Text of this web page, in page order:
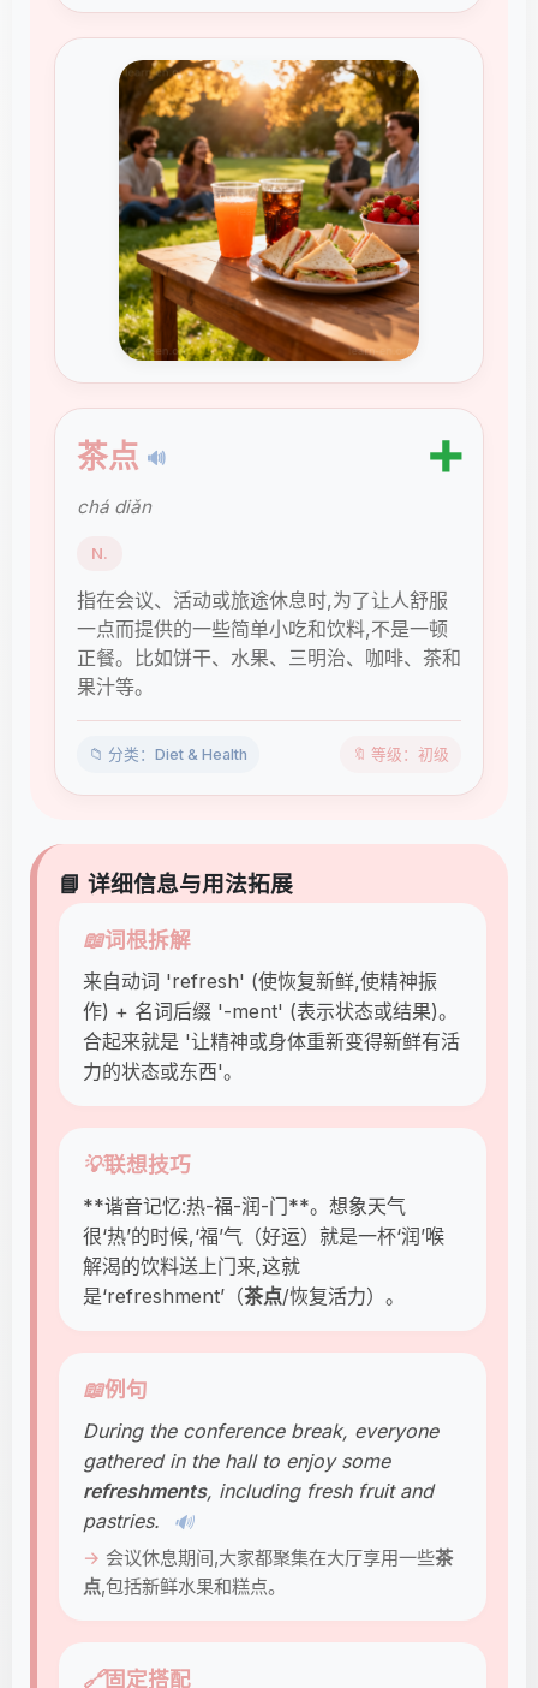
茶点 🔊 ➕
chá diǎn
N.
指在会议、活动或旅途休息时,为了让人舒服
一点而提供的一些简单小吃和饮料,不是一顿
正餐。比如饼干、水果、三明治、咖啡、茶和
果汁等。
📁 分类：Diet & Health 🔖 等级：初级
📘 详细信息与用法拓展
📖词根拆解
来自动词 'refresh' (使恢复新鲜,使精神振
作) + 名词后缀 '-ment' (表示状态或结果)。
合起来就是 '让精神或身体重新变得新鲜有活
力的状态或东西'。
💡联想技巧
**谐音记忆:热-福-润-门**。想象天气
很‘热’的时候,‘福’气（好运）就是一杯‘润’喉
解渴的饮料送上门来,这就
是‘refreshment’（茶点/恢复活力）。
📖例句
During the conference break, everyone
gathered in the hall to enjoy some
refreshments, including fresh fruit and
pastries.
🔊
会议休息期间,大家都聚集在大厅享用一些茶
点,包括新鲜水果和糕点。
🔗固定搭配